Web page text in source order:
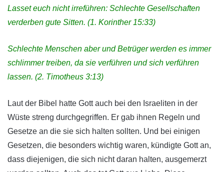
Lasset euch nicht irreführen: Schlechte Gesellschaften
verderben gute Sitten. (1. Korinther 15:33)
Schlechte Menschen aber und Betrüger werden es immer
schlimmer treiben, da sie verführen und sich verführen
lassen. (2. Timotheus 3:13)
Laut der Bibel hatte Gott auch bei den Israeliten in der
Wüste streng durchgegriffen. Er gab ihnen Regeln und
Gesetze an die sie sich halten sollten. Und bei einigen
Gesetzen, die besonders wichtig waren, kündigte Gott an,
dass diejenigen, die sich nicht daran halten, ausgemerzt